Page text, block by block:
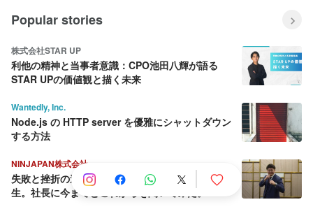
Popular stories
株式会社STAR UP
利他の精神と当事者意識：CPO池田八輝が語る
STAR UPの価値観と描く未来
Wantedly, Inc.
Node.js の HTTP server を優雅にシャットダウン
する方法
NINJAPAN株式会社
失敗と挫折の連続から這い上がり続ける壮絶な人
生。社長に今までとこれからを聞いてみた。